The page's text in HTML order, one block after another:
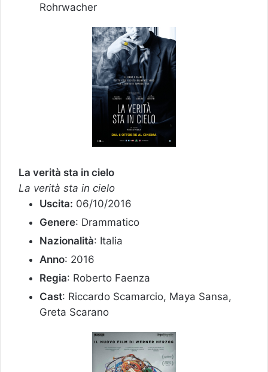
Rohrwacher
La verità sta in cielo
La verità sta in cielo
Uscita: 06/10/2016
Genere: Drammatico
Nazionalità: Italia
Anno: 2016
Regia: Roberto Faenza
Cast: Riccardo Scamarcio, Maya Sansa,
Greta Scarano